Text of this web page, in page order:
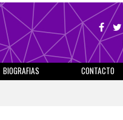
BIOGRAFIAS CONTACTO